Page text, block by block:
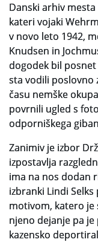
Danski arhiv
kateri vojaki
v novo leto 1942,
Knudsen in
dogodek bil
sta vodili poslovno
času nemške
povrnili ugled s
odporniškega
Zanimiv je izbor
izpostavlja
ima na nos dodan
izbranki Lindi
motivom, katero je
njeno dejanje pa
kazensko